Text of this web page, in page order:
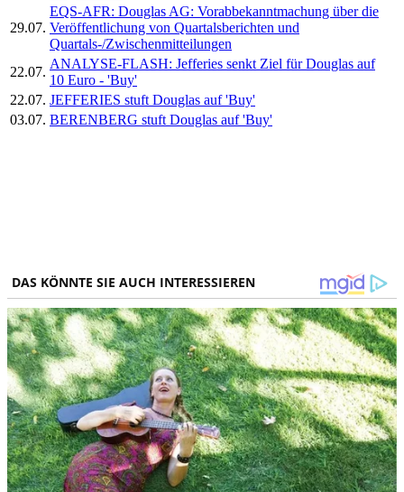
29.07.
EQS-AFR: Douglas AG: Vorabbekanntmachung über die
Veröffentlichung von Quartalsberichten und
Quartals-/Zwischenmitteilungen
22.07.
ANALYSE-FLASH: Jefferies senkt Ziel für Douglas auf
10 Euro - 'Buy'
22.07. JEFFERIES stuft Douglas auf 'Buy'
03.07. BERENBERG stuft Douglas auf 'Buy'